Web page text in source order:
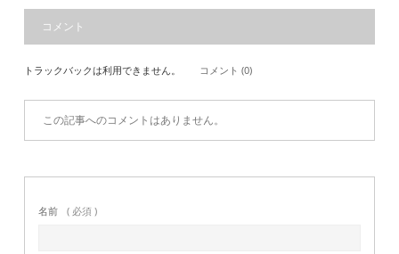
コメント
トラックバックは利用できません。 コメント (0)
この記事へのコメントはありません。
名前 ( 必須 )